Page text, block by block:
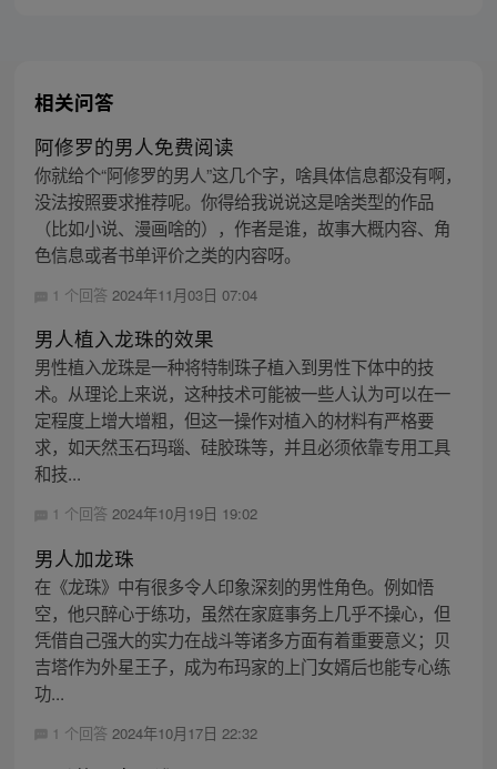
相关问答
阿修罗的男人免费阅读
你就给个“阿修罗的男人”这几个字，啥具体信息都没有啊，
没法按照要求推荐呢。你得给我说说这是啥类型的作品
（比如小说、漫画啥的），作者是谁，故事大概内容、角
色信息或者书单评价之类的内容呀。
1 个回答 2024年11月03日 07:04
男人植入龙珠的效果
男性植入龙珠是一种将特制珠子植入到男性下体中的技
术。从理论上来说，这种技术可能被一些人认为可以在一
定程度上增大增粗，但这一操作对植入的材料有严格要
求，如天然玉石玛瑙、硅胶珠等，并且必须依靠专用工具
和技...
1 个回答 2024年10月19日 19:02
男人加龙珠
在《龙珠》中有很多令人印象深刻的男性角色。例如悟
空，他只醉心于练功，虽然在家庭事务上几乎不操心，但
凭借自己强大的实力在战斗等诸多方面有着重要意义；贝
吉塔作为外星王子，成为布玛家的上门女婿后也能专心练
功...
1 个回答 2024年10月17日 22:32